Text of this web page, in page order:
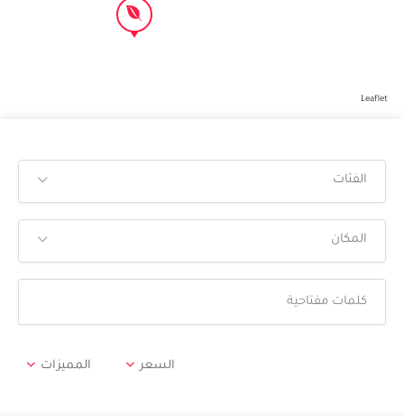
الفئات
المكان
المميزات السعر
Leaflet